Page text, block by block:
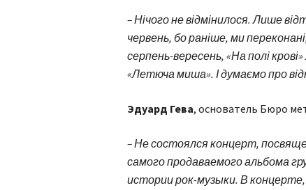
– Нічого не відмінилося. Лише
червень, бо раніше, ми
серпень-вересень, «На полі
«Летюча миша». І думаємо про
Эдуард Гева, основатель Бюро
– Не состоялся концерт,
самого продаваемого альбома
истории рок-музыки. В